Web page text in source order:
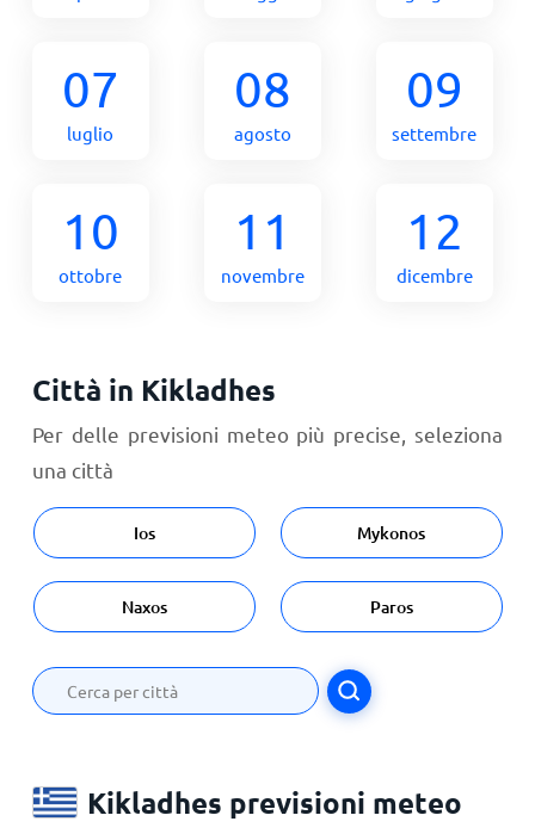
07
luglio
08
agosto
09
settembre
10
ottobre
11
novembre
12
dicembre
Città in Kikladhes
Per delle previsioni meteo più precise, seleziona
una città
Ios Mykonos
Naxos Paros
Kikladhes previsioni meteo